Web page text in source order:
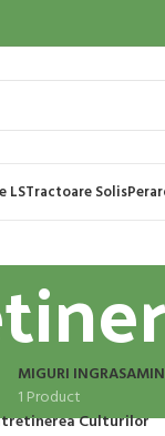
LSTractoare Solis
MIGURI
1 Product
Culturilor